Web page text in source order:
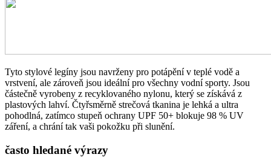
Tyto stylové legíny jsou navrženy pro potápění v teplé vodě a
vrstvení, ale zároveň jsou ideální pro všechny vodní sporty. Jsou
částečně vyrobeny z recyklovaného nylonu, který se získává z
plastových lahví. Čtyřsměrně strečová tkanina je lehká a ultra
pohodlná, zatímco stupeň ochrany UPF 50+ blokuje 98 % UV
záření, a chrání tak vaši pokožku při slunění.
často hledané výrazy